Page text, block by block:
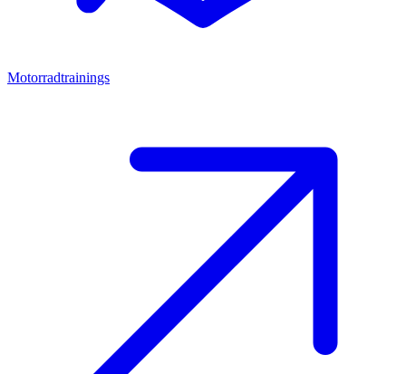
Motorradtrainings